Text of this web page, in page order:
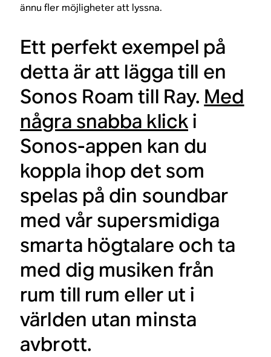
ännu fler möjligheter att lyssna.
Ett perfekt exempel på
detta är att lägga till en
Sonos Roam till Ray. Med
några snabba klicki
Sonos-appen kan du
koppla ihop det som
spelas på din soundbar
med vår supersmidiga
smarta högtalare och ta
med dig musiken från
rum till rum eller ut i
världen utan minsta
avbrott.